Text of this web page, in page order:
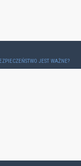
JEST WAŻNE?